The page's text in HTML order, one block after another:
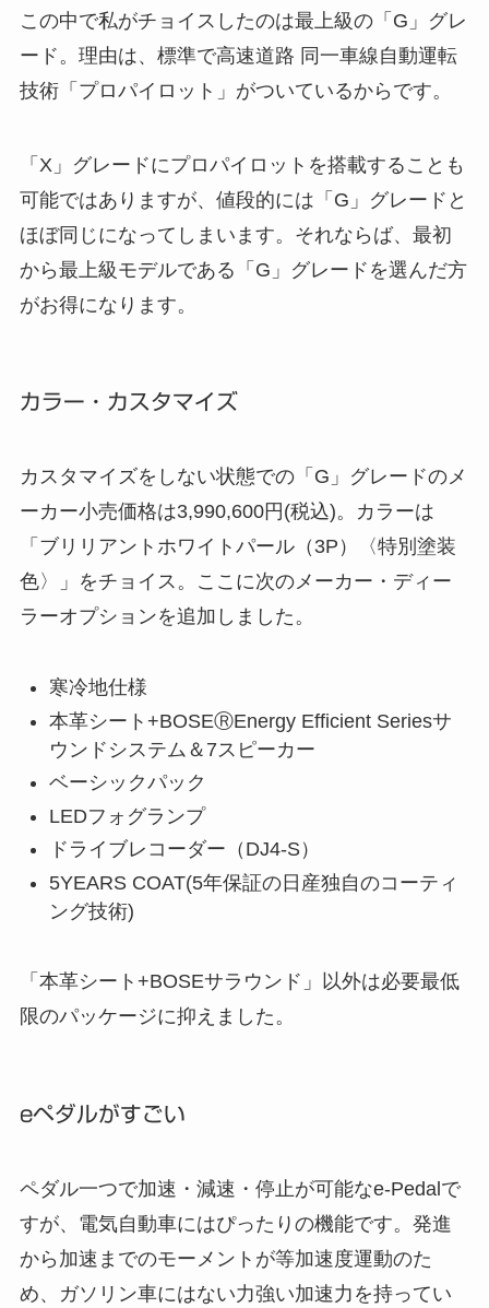
この中で私がチョイスしたのは最上級の「G」グレ
ード。理由は、標準で高速道路 同一車線自動運転
技術「プロパイロット」がついているからです。
「X」グレードにプロパイロットを搭載することも
可能ではありますが、値段的には「G」グレードと
ほぼ同じになってしまいます。それならば、最初
から最上級モデルである「G」グレードを選んだ方
がお得になります。
カラー・カスタマイズ
カスタマイズをしない状態での「G」グレードのメ
ーカー小売価格は3,990,600円(税込)。カラーは
「ブリリアントホワイトパール（3P）〈特別塗装
色〉」をチョイス。ここに次のメーカー・ディー
ラーオプションを追加しました。
寒冷地仕様
本革シート+BOSEⓇEnergy Efficient Seriesサ
ウンドシステム＆7スピーカー
ベーシックパック
LEDフォグランプ
ドライブレコーダー（DJ4-S）
5YEARS COAT(5年保証の日産独自のコーティ
ング技術)
「本革シート+BOSEサラウンド」以外は必要最低
限のパッケージに抑えました。
eペダルがすごい
ペダル一つで加速・減速・停止が可能なe-Pedalで
すが、電気自動車にはぴったりの機能です。発進
から加速までのモーメントが等加速度運動のた
め、ガソリン車にはない力強い加速力を持ってい